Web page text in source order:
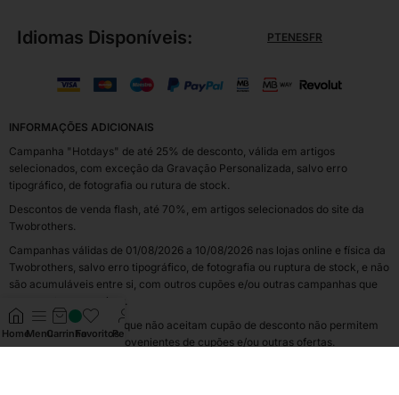
Idiomas Disponíveis: PTENESFR
INFORMAÇÕES ADICIONAIS
Campanha "Hotdays" de até 25% de desconto, válida em artigos
selecionados, com exceção da Gravação Personalizada, salvo erro
tipográfico, de fotografia ou rutura de stock.
Descontos de venda flash, até 70%, em artigos selecionados do site da
Twobrothers.
Campanhas válidas de 01/08/2026 a 10/08/2026 nas lojas online e física da
Twobrothers, salvo erro tipográfico, de fotografia ou ruptura de stock, e não
são acumuláveis entre si, com outros cupões e/ou outras campanhas que
se encontrem em vigor.
Os artigos assinalados que não aceitam cupão de desconto não permitem
acumular descontos provenientes de cupões e/ou outras ofertas.
HomeMenuCarrinhoFavoritosPerfil